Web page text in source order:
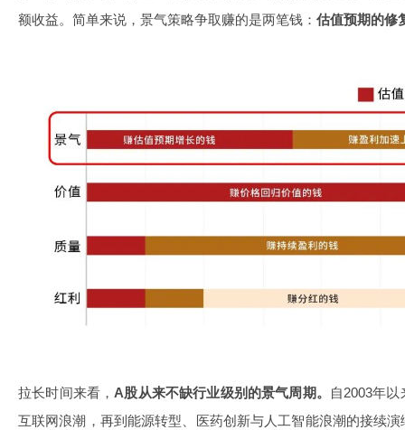
额收益。简单来说，景气策略争取赚的是两笔钱： 估值预期的修
拉长时间来看，A股从来不缺行业级别的景气周期。
自2003年
互联网浪潮，再到能源转型、医药创新与人工智能浪潮的接续